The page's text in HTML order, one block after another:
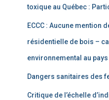
toxique au Québec :
ECCC : Aucune mention
résidentielle de bois –
environnemental au pays
Dangers sanitaires des
Critique de l’échelle